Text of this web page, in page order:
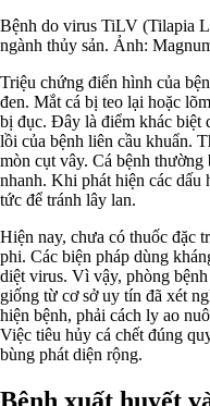
Bệnh do virus TiLV (Tilapia
ngành thủy sản. Ảnh:
Triệu chứng điển hình của
đen. Mắt cá bị teo lại hoặc
bị đục. Đây là điểm khác biệt
lồi của bệnh liên cầu khuẩn.
mòn cụt vây. Cá bệnh
nhanh. Khi phát hiện các
tức để tránh lây lan.
Hiện nay, chưa có thuốc đặc
phi. Các biện pháp dùng
diệt virus. Vì vậy, phòng
giống từ cơ sở uy tín đã xét
hiện bệnh, phải cách ly ao
Việc tiêu hủy cá chết đúng
bùng phát diện rộng.